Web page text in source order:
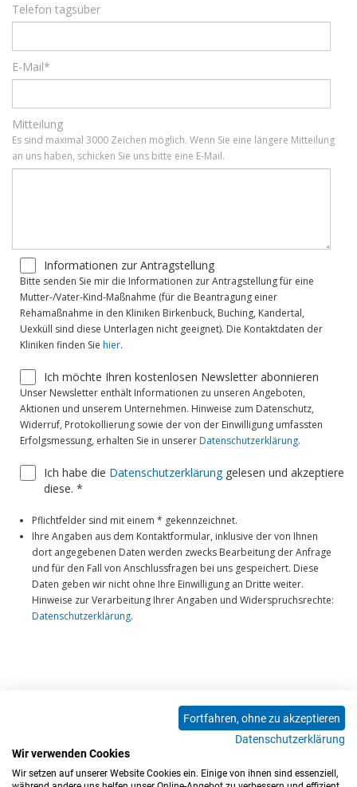
Fortfahren, ohne zu akzeptieren
Datenschutzerklärung
Wir verwenden Cookies
Wir setzen auf unserer Website Cookies ein. Einige von ihnen sind essenziell,